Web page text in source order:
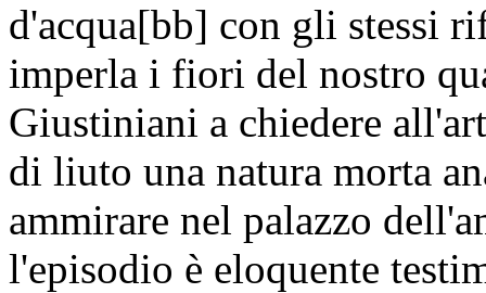
d'acqua[bb] con gli stessi
imperla i fiori del nostro
Giustiniani a chiedere
di liuto una natura morta
ammirare nel palazzo
l'episodio è eloquente